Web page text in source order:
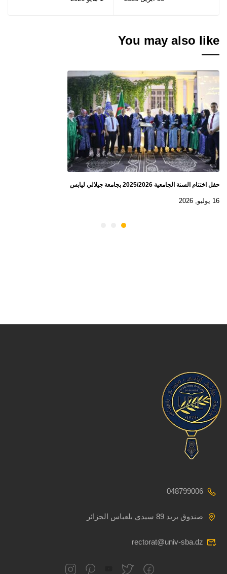
2026.
You may also like
حفل اختتام السنة الجامعية 2025/2026 بجامعة جيلالي ليابس
16 يوليو, 2026
048799006
صندوق بريد 89 سيدي بلعباس الجزائر
rectorat@univ-sba.dz